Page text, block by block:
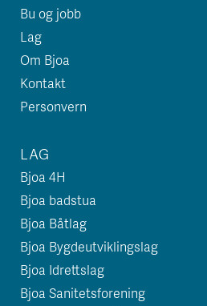
Bu og jobb
Lag
Om Bjoa
Kontakt
Personvern
LAG
Bjoa 4H
Bjoa badstua
Bjoa Båtlag
Bjoa Bygdeutviklingslag
Bjoa Idrettslag
Bjoa Sanitetsforening